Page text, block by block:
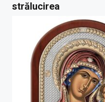
strălucirea